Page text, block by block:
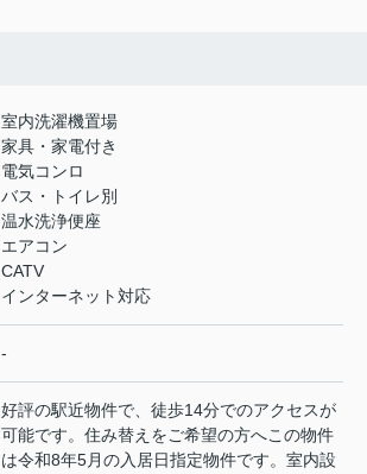
室内洗濯機置場
家具・家電付き
電気コンロ
バス・トイレ別
温水洗浄便座
エアコン
CATV
インターネット対応
-
好評の駅近物件で、徒歩14分でのアクセスが
可能です。住み替えをご希望の方へこの物件
は令和8年5月の入居日指定物件です。室内設